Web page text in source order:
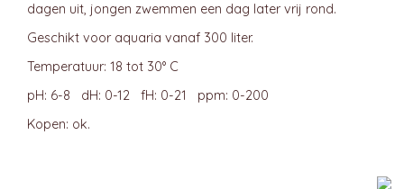
dagen uit, jongen zwemmen een dag later vrij rond.
Geschikt voor aquaria vanaf 300 liter.
Temperatuur: 18 tot 30° C
pH: 6-8 dH: 0-12 fH: 0-21 ppm: 0-200
Kopen: ok.